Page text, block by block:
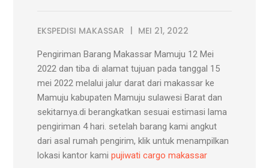
EKSPEDISI MAKASSAR MEI 21, 2022
Pengiriman Barang Makassar Mamuju 12 Mei
2022 dan tiba di alamat tujuan pada tanggal 15
mei 2022 melalui jalur darat dari makassar ke
Mamuju kabupaten Mamuju sulawesi Barat dan
sekitarnya.di berangkatkan sesuai estimasi lama
pengiriman 4 hari. setelah barang kami angkut
dari asal rumah pengirim, klik untuk menampilkan
lokasi kantor kamipujiwati cargo makassar